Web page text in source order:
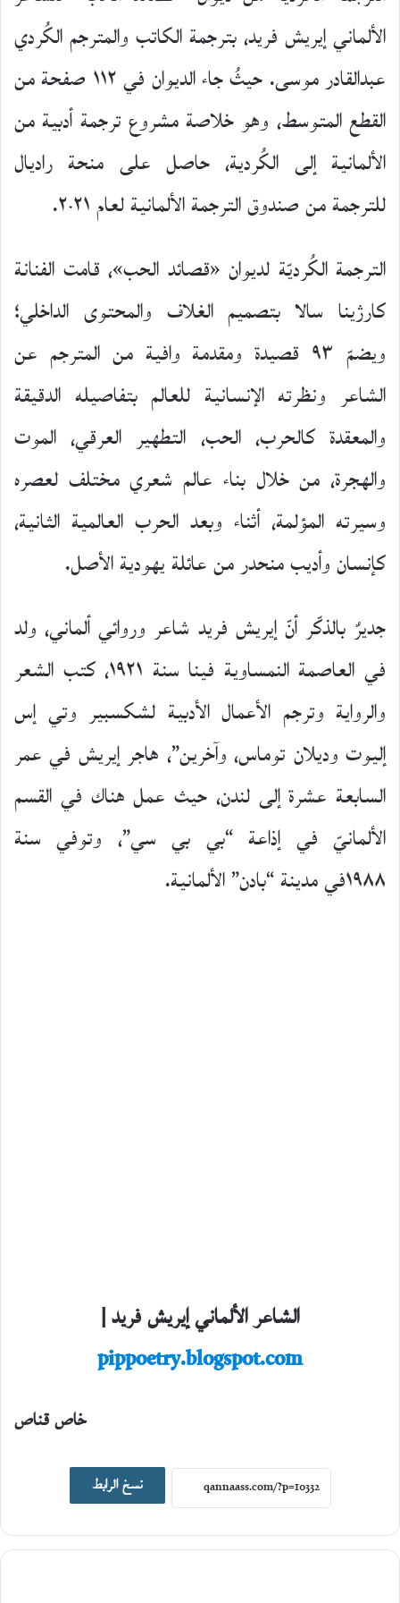
الألماني إيريش فريد، بترجمة الكاتب والمترجم الكُردي
عبدالقادر موسى. حيثُ جاء الديوان في ١١٢ صفحة من
القطع المتوسط، وهو خلاصة مشروع ترجمة أدبية من
الألمانية إلى الكُردية، حاصل على منحة راديال
للترجمة من صندوق الترجمة الألمانية لعام ٢٠٢١.
الترجمة الكُرديّة لديوان «قصائد الحب»، قامت الفنانة
كارژينا سالا بتصميم الغلاف والمحتوى الداخلي؛
ويضمّ ٩٣ قصيدة ومقدمة وافية من المترجم عن
الشاعر ونظرته الإنسانية للعالم بتفاصيله الدقيقة
والمعقدة كالحرب، الحب، التطهير العرقي، الموت
والهجرة، من خلال بناء عالم شعري مختلف لعصره
وسيرته المؤلمة، أثناء وبعد الحرب العالمية الثانية،
كإنسان وأديب منحدر من عائلة يهودية الأصل.
جديرٌ بالذكّر أنّ إيريش فريد شاعر وروائي ألماني، ولد
في العاصمة النمساوية فينا سنة ١٩٢١، كتب الشعر
والرواية وترجم الأعمال الأدبية لشكسبير وتي إس
إليوت وديلان توماس، وآخرين”، هاجر إيريش في عمر
السابعة عشرة إلى لندن، حيث عمل هناك في القسم
الألمانيّ في إذاعة “بي بي سي”، وتوفي سنة
١٩٨٨في مدينة “بادن” الألمانية.
الشاعر الألماني إيريش فريد |
pippoetry.blogspot.com
خاص قناص
نسخ الرابط
اصدارات جديدة
2026